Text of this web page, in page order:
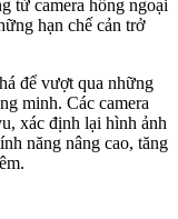
từ camera hồng ngoại
hạn chế cản trở
để vượt qua những
minh. Các camera
xác định lại hình ảnh
năng nâng cao, tăng